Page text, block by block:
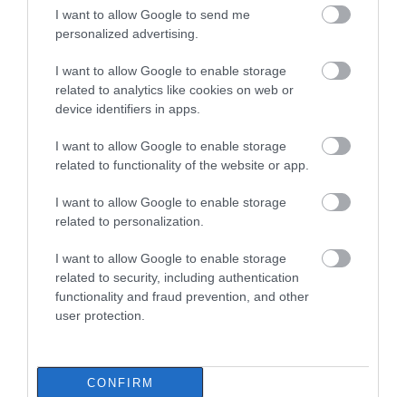
I want to allow Google to send me
personalized advertising.
I want to allow Google to enable storage
related to analytics like cookies on web or
device identifiers in apps.
I want to allow Google to enable storage
related to functionality of the website or app.
I want to allow Google to enable storage
related to personalization.
I want to allow Google to enable storage
related to security, including authentication
functionality and fraud prevention, and other
user protection.
CONFIRM
Νέο επίδομα 600 ευρώ για
σπουδαστές: Οι δικαιούχοι
Αυτός ο δήμος της Εύβοιας πάει
ανεμογεννήτριες
07.08.2026 | 18:40
Τραγική κατάληξη είχε η
θαλάσσια εκδρομή για 57χρονο
Βαρύ πένθος για τον εκπαιδευτικό
από την Εύβοια που έφυγε από τη
07.08.2026 | 18:00
αυτοκινήτου με
Τραγική κατάληξη είχε
η θαλάσσια εκδρομή
Αυτοψία στα καμένα:
Πόρτο Γερμενό